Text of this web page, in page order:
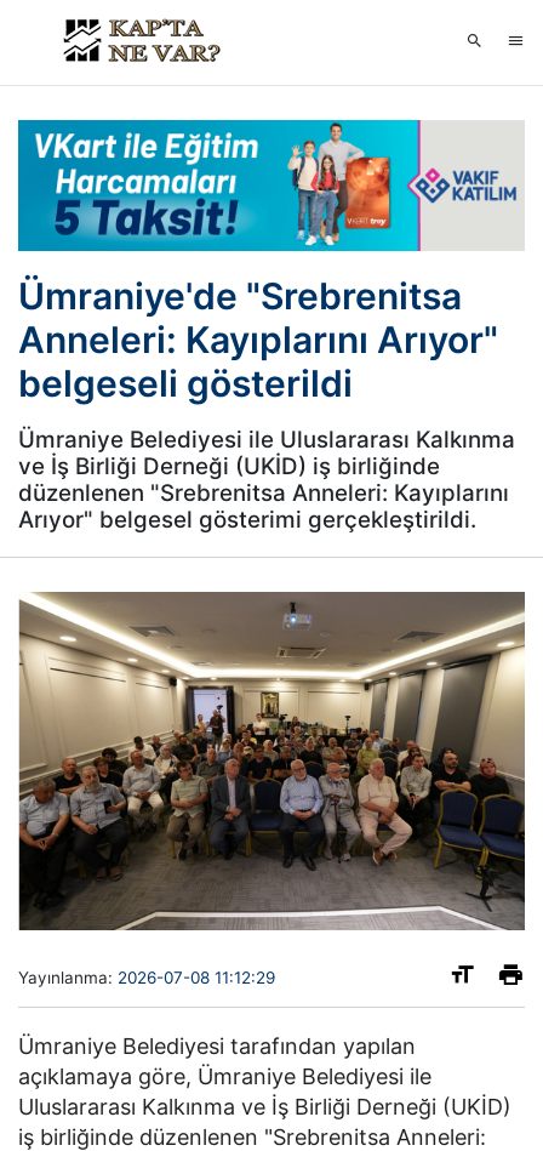
Ümraniye'de "Srebrenitsa
Anneleri: Kayıplarını Arıyor"
belgeseli gösterildi
Ümraniye Belediyesi ile Uluslararası Kalkınma
ve İş Birliği Derneği (UKİD) iş birliğinde
düzenlenen "Srebrenitsa Anneleri: Kayıplarını
Arıyor" belgesel gösterimi gerçekleştirildi.
Yayınlanma: 2026-07-08 11:12:29
Ümraniye Belediyesi tarafından yapılan
açıklamaya göre, Ümraniye Belediyesi ile
Uluslararası Kalkınma ve İş Birliği Derneği (UKİD)
iş birliğinde düzenlenen "Srebrenitsa Anneleri: